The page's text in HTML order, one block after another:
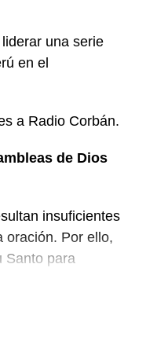
una serie
en el
a Radio Corbán.
de Dios
insuficientes
oración. Por ello,
Santo para
para